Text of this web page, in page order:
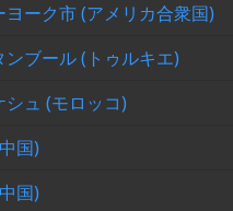
ヨーク市 (アメリカ合衆国)
ンブール (トゥルキエ)
シュ (モロッコ)
国)
国)